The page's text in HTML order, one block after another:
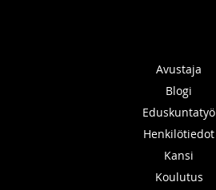
Avustaja
Blogi
Eduskuntatyö
Henkilötiedot
Kansi
Koulutus